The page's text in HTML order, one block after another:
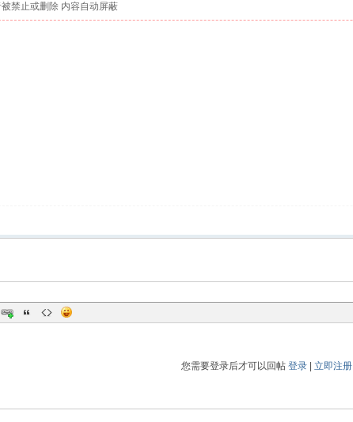
禁止或删除 内容自动屏蔽
您需要登录后才可以回帖 登录| 立即注册